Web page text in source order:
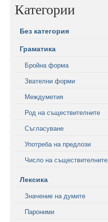
Категории
Без категория
Граматика
Бройна форма
Звателни форми
Междуметия
Род на съществителните
Съгласуване
Употреба на предлози
Число на съществителните
Лексика
Значение на думите
Пароними